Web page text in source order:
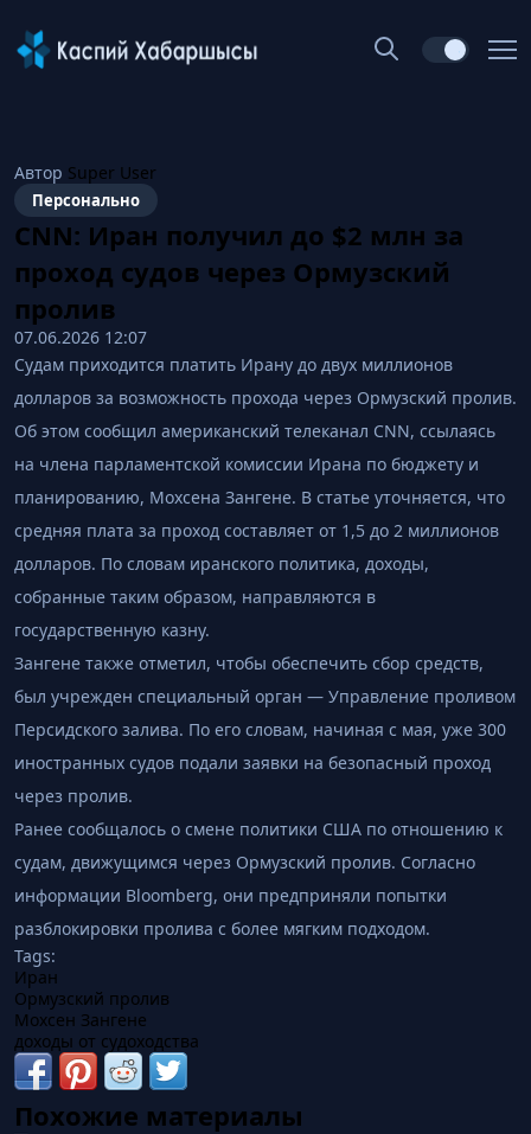
Автор Super User
Персонально
CNN: Иран получил до $2 млн за
проход судов через Ормузский
пролив
07.06.2026 12:07
Судам приходится платить Ирану до двух миллионов
долларов за возможность прохода через Ормузский пролив.
Об этом сообщил американский телеканал CNN, ссылаясь
на члена парламентской комиссии Ирана по бюджету и
планированию, Мохсена Зангене. В статье уточняется, что
средняя плата за проход составляет от 1,5 до 2 миллионов
долларов. По словам иранского политика, доходы,
собранные таким образом, направляются в
государственную казну.
Зангене также отметил, чтобы обеспечить сбор средств,
был учрежден специальный орган — Управление проливом
Персидского залива. По его словам, начиная с мая, уже 300
иностранных судов подали заявки на безопасный проход
через пролив.
Ранее сообщалось о смене политики США по отношению к
судам, движущимся через Ормузский пролив. Согласно
информации Bloomberg, они предприняли попытки
разблокировки пролива с более мягким подходом.
Tags:
Иран
Ормузский пролив
Мохсен Зангене
доходы от судоходства
Похожие материалы